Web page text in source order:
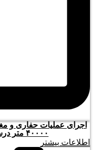
اجرای عملیات حفاری و
۴۰۰۰۰ متر درسال در نقاط مختلف کشور
اطلاعات بیشتر